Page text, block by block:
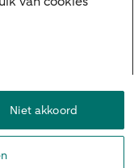
Cookie-instellingen
Niet akkoord